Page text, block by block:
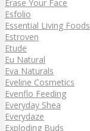
Erase Your Face
Esfolio
Essential Living Foods
Estroven
Etude
Eu Natural
Eva Naturals
Eveline Cosmetics
Evenflo Feeding
Everyday Shea
Everydaze
Exploding Buds